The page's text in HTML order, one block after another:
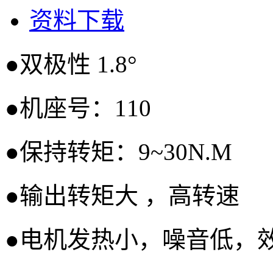
资料下载
●双极性 1.8°
●机座号：110
●保持转矩：9~30N.M
●输出转矩大 ，高转速
●电机发热小，噪音低，